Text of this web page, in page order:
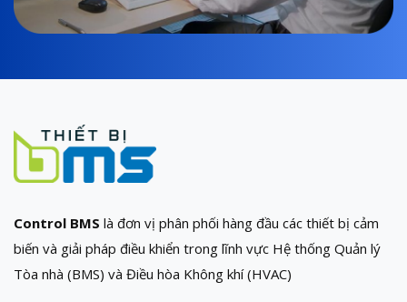
Control BMS là đơn vị phân phối hàng đầu các thiết bị cảm
biến và giải pháp điều khiển trong lĩnh vực Hệ thống Quản lý
Tòa nhà (BMS) và Điều hòa Không khí (HVAC)